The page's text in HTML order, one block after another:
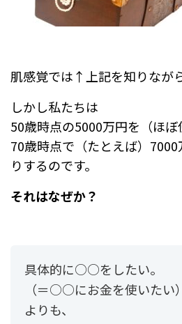
肌感覚では↑上記を知りながら
しかし私たちは
50歳時点の5000万円を（ほぼ
70歳時点で（たとえば）
りするのです。
それはなぜか？
具体的に○○をしたい。
（＝○○にお金を使いたい
よりも、